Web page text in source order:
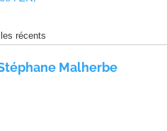
récents
Malherbe